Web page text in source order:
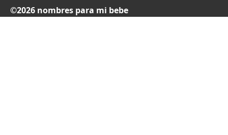
©2026 nombres para mi bebe